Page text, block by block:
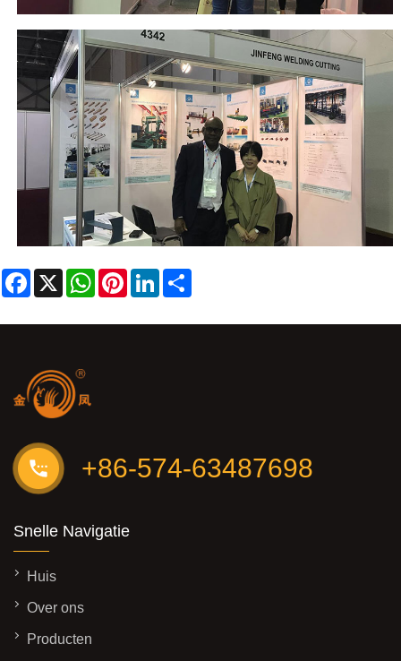
Facebook
X WhatsAppPinterestLinkedIn
+86-574-63487698
Snelle Navigatie
Huis
Over ons
Producten